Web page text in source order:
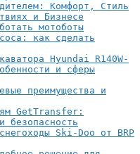
Комфорт, Стиль
и Бизнесе
мотоботы
как сделать
Hyundai R140W-
и сферы
преимущества и
GetTransfer:
безопасность
Ski-Doo от BRP